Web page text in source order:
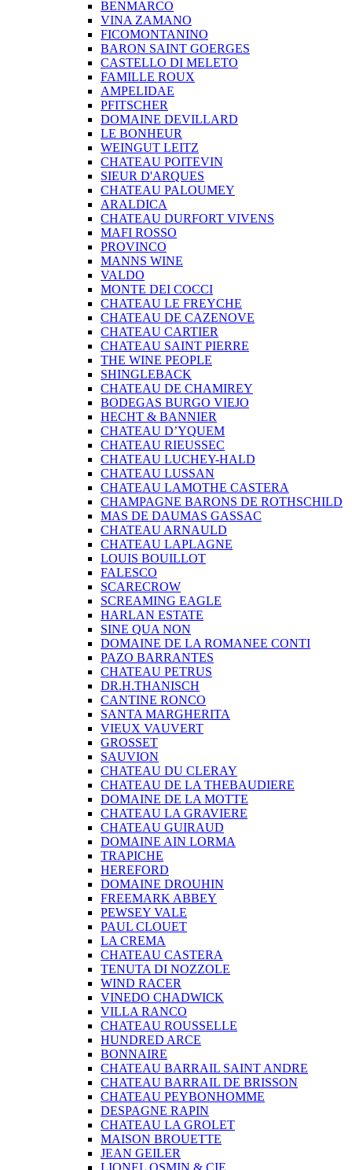
BENMARCO
VINA ZAMANO
FICOMONTANINO
BARON SAINT GOERGES
CASTELLO DI MELETO
FAMILLE ROUX
AMPELIDAE
PFITSCHER
DOMAINE DEVILLARD
LE BONHEUR
WEINGUT LEITZ
CHATEAU POITEVIN
SIEUR D'ARQUES
CHATEAU PALOUMEY
ARALDICA
CHATEAU DURFORT VIVENS
MAFI ROSSO
PROVINCO
MANNS WINE
VALDO
MONTE DEI COCCI
CHATEAU LE FREYCHE
CHATEAU DE CAZENOVE
CHATEAU CARTIER
CHATEAU SAINT PIERRE
THE WINE PEOPLE
SHINGLEBACK
CHATEAU DE CHAMIREY
BODEGAS BURGO VIEJO
HECHT & BANNIER
CHATEAU D’YQUEM
CHATEAU RIEUSSEC
CHATEAU LUCHEY-HALD
CHATEAU LUSSAN
CHATEAU LAMOTHE CASTERA
CHAMPAGNE BARONS DE ROTHSCHILD
MAS DE DAUMAS GASSAC
CHATEAU ARNAULD
CHATEAU LAPLAGNE
LOUIS BOUILLOT
FALESCO
SCARECROW
SCREAMING EAGLE
HARLAN ESTATE
SINE QUA NON
DOMAINE DE LA ROMANEE CONTI
PAZO BARRANTES
CHATEAU PETRUS
DR.H.THANISCH
CANTINE RONCO
SANTA MARGHERITA
VIEUX VAUVERT
GROSSET
SAUVION
CHATEAU DU CLERAY
CHATEAU DE LA THEBAUDIERE
DOMAINE DE LA MOTTE
CHATEAU LA GRAVIERE
CHATEAU GUIRAUD
DOMAINE AIN LORMA
TRAPICHE
HEREFORD
DOMAINE DROUHIN
FREEMARK ABBEY
PEWSEY VALE
PAUL CLOUET
LA CREMA
CHATEAU CASTERA
TENUTA DI NOZZOLE
WIND RACER
VINEDO CHADWICK
VILLA RANCO
CHATEAU ROUSSELLE
HUNDRED ARCE
BONNAIRE
CHATEAU BARRAIL SAINT ANDRE
CHATEAU BARRAIL DE BRISSON
CHATEAU PEYBONHOMME
DESPAGNE RAPIN
CHATEAU LA GROLET
MAISON BROUETTE
JEAN GEILER
LIONEL OSMIN & CIE